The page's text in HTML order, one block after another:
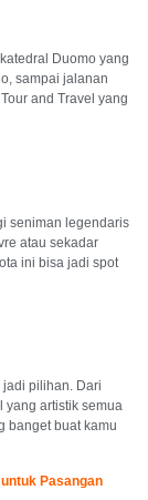
Duomo yang
sampai jalanan
and Travel yang
seniman legendaris
atau sekadar
ini bisa jadi spot
pilihan. Dari
yang artistik semua
banget buat kamu
k Pasangan